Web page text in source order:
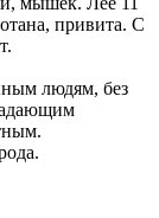
привита. С
людям, без